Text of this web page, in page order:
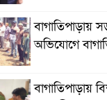
বাগাতিপাড়ায়
অভিযোগে
বাগাতিপাড়ায়